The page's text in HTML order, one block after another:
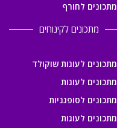
מתכונים לחורף
מתכונים לקינוחים
מתכונים לעוגות שוקולד
מתכונים לעוגות
מתכונים לסופגניות
מתכונים לעוגות